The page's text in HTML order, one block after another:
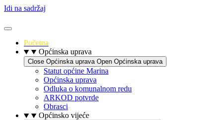
Idi na sadržaj
Početna
Općinska uprava
Close Općinska uprava Open Općinska uprava
Statut općine Marina
Općinska uprava
Odluka o komunalnom redu
ARKOD potvrde
Obrasci
Općinsko vijeće